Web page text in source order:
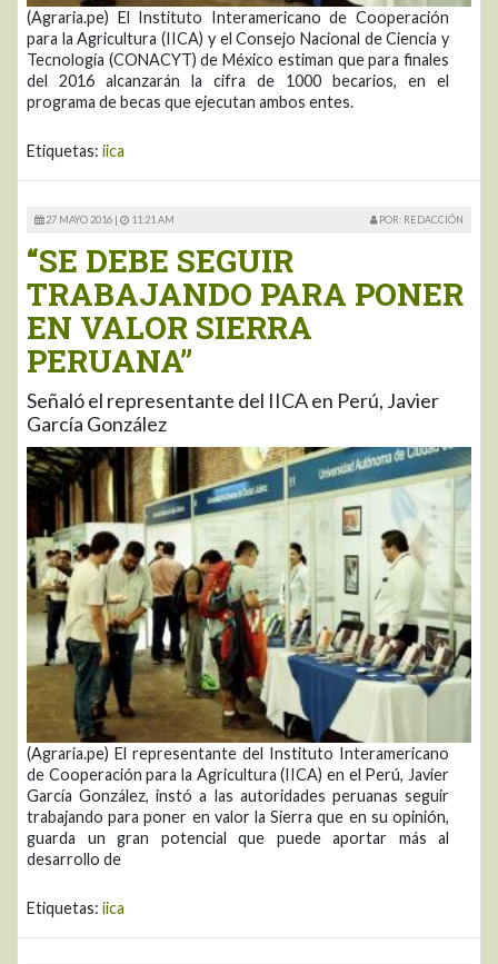
(Agraria.pe) El Instituto Interamericano de Cooperación
para la Agricultura (IICA) y el Consejo Nacional de Ciencia y
Tecnología (CONACYT) de México estiman que para finales
del 2016 alcanzarán la cifra de 1000 becarios, en el
programa de becas que ejecutan ambos entes.
Etiquetas: iica
27 MAYO 2016 | 11:21 AM POR: REDACCIÓN
“SE DEBE SEGUIR
TRABAJANDO PARA PONER
EN VALOR SIERRA
PERUANA”
Señaló el representante del IICA en Perú, Javier
García González
(Agraria.pe) El representante del Instituto Interamericano
de Cooperación para la Agricultura (IICA) en el Perú, Javier
García González, instó a las autoridades peruanas seguir
trabajando para poner en valor la Sierra que en su opinión,
guarda un gran potencial que puede aportar más al
desarrollo de
Etiquetas: iica